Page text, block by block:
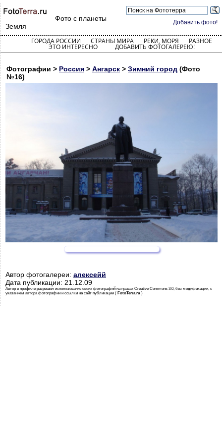
Добавить фото!
Фото с планеты
Земля
ГОРОДА РОССИИ СТРАНЫ МИРА РЕКИ, МОРЯ РАЗНОЕ
ЭТО ИНТЕРЕСНО ДОБАВИТЬ ФОТОГАЛЕРЕЮ!
Фотографии > Россия > Ангарск > Зимний город (Фото
№16)
Автор фотогалереи: алексейй
Дата публикации: 21.12.09
Автор в профиле разрешил использование своих фотографий на правах Creative Commons 3.0, без модификации, с
указанием автора фотографии и ссылки на сайт публикации ( FotoTerra.ru )